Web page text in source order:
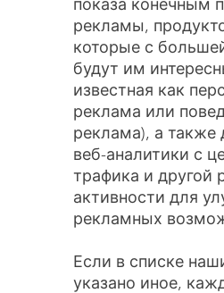
показа конечным
рекламы,
которые с
будут им
известная как
реклама или
реклама), а также
веб-аналитики с
трафика и другой
активности для
рекламных
Если в списке
указано иное,